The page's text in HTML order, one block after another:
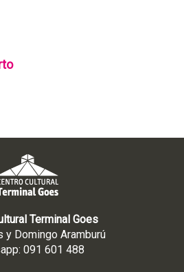
Terminal Goes
y Domingo Aramburú
091 601 488